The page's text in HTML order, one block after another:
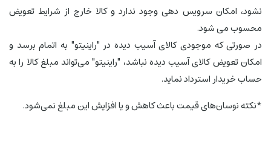
نشود، امکان سرویس دهی وجود ندارد و کالا خارج از شرایط تعویض
محسوب می شود.
در صورتی که موجودی کالای آسیب دیده در "راینیتو" به اتمام برسد و
امکان تعویض کالای آسیب دیده نباشد، "راینیتو" می‌تواند مبلغ کالا را به
حساب خریدار استرداد نماید.
*نکته نوسان‏‌های قیمت باعث کاهش و یا افزایش این مبلغ نمی‌‏شود.